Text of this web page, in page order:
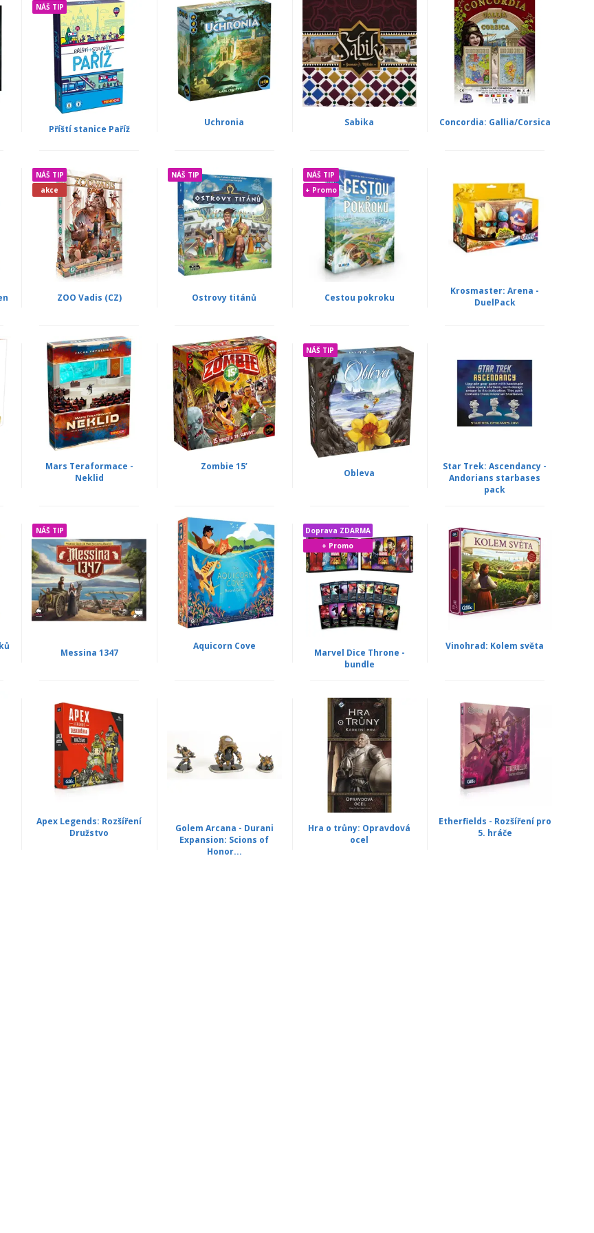
NÁŠ TIP
Příští stanice Paříž
Uchronia Sabika Concordia: Gallia/Corsica
NÁŠ TIP
akce
ZOO Vadis (CZ)
NÁŠ TIP
Ostrovy titánů
NÁŠ TIP
+ Promo
Cestou pokroku
Krosmaster: Arena -
DuelPack
Mars Teraformace -
Neklid
Zombie 15’
NÁŠ TIP
Obleva
Star Trek: Ascendancy -
Andorians starbases
pack
NÁŠ TIP
Messina 1347
Aquicorn Cove
Doprava ZDARMA
+ Promo
Marvel Dice Throne -
bundle
Vinohrad: Kolem světa
Apex Legends: Rozšíření
Družstvo
Golem Arcana - Durani
Expansion: Scions of
Honor...
Hra o trůny: Opravdová
ocel
Etherfields - Rozšíření pro
5. hráče